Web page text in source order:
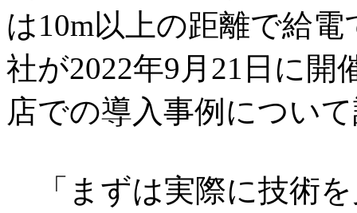
は10m以上の距離で給
社が2022年9月21日に
店での導入事例につい
「まずは実際に技術